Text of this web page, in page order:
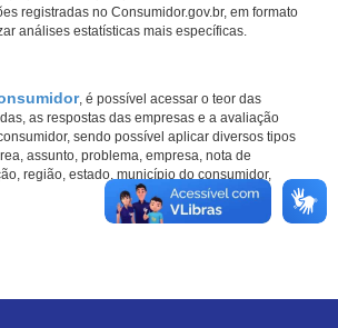
registradas no Consumidor.gov.br, em formato
análises estatísticas mais específicas.
, é possível acessar o teor das
as respostas das empresas e a avaliação
sendo possível aplicar diversos tipos
assunto, problema, empresa, nota de
região, estado, município do consumidor,